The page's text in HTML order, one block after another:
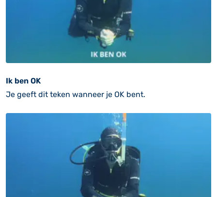
Ik ben OK
Je geeft dit teken wanneer je OK bent.